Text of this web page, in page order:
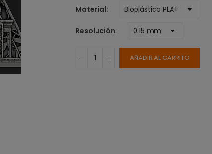
Material
Resolución
AÑADIR AL CARRITO